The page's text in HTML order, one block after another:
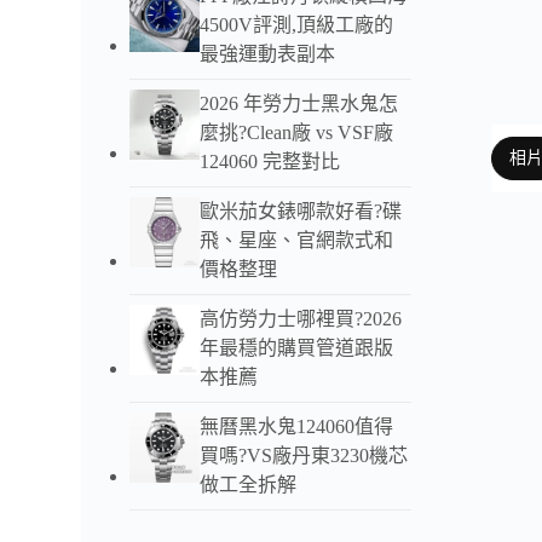
相片
4500V評測,頂級工廠的
最強運動表副本
2026 年勞力士黑水鬼怎
麼挑?Clean廠 vs VSF廠
124060 完整對比
歐米茄女錶哪款好看?碟
飛、星座、官網款式和
價格整理
高仿勞力士哪裡買?2026
年最穩的購買管道跟版
本推薦
無曆黑水鬼124060值得
買嗎?VS廠丹東3230機芯
做工全拆解